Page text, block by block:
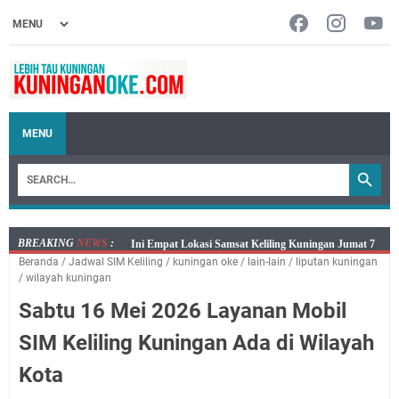
MENU
BREAKING NEWS :
Jumat 7 Agustus 2026 Mobil SIM Keliling Ada di
Kecamatan Sindangagung
Dicabut Dari Hidupmu, Kamu Akan Tetap Berjalan
Kelaparan Meskipun Memiliki Sekarung Penuh Uang
Salat Lima Waktu itu Bukan Cuma Kewajiban, Tapi
Beranda / Jadwal SIM Keliling / kuningan oke / lain-lain / liputan kuningan
/ wilayah kuningan
Sabtu 16 Mei 2026 Layanan Mobil
SIM Keliling Kuningan Ada di Wilayah
Kota